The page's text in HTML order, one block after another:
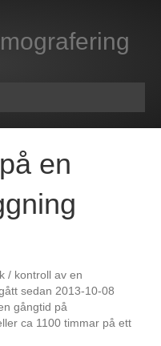
en
/ kontroll av en
sedan 2013-10-08
gångtid på
ca 1100 timmar på ett